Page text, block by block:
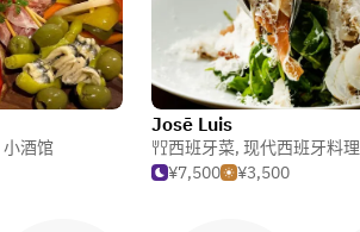
小酒馆
Josē Luis
西班牙菜, 现代西班牙料理
¥7,500
¥3,500